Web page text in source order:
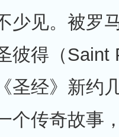
少见。被罗
彼得（Saint
圣经》新约
个传奇故事